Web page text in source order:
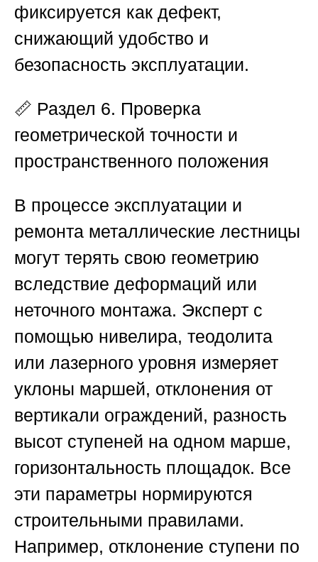
фиксируется как дефект,
снижающий удобство и
безопасность эксплуатации.
📏 Раздел 6. Проверка
геометрической точности и
пространственного положения
В процессе эксплуатации и
ремонта металлические лестницы
могут терять свою геометрию
вследствие деформаций или
неточного монтажа. Эксперт с
помощью нивелира, теодолита
или лазерного уровня измеряет
уклоны маршей, отклонения от
вертикали ограждений, разность
высот ступеней на одном марше,
горизонтальность площадок. Все
эти параметры нормируются
строительными правилами.
Например, отклонение ступени по